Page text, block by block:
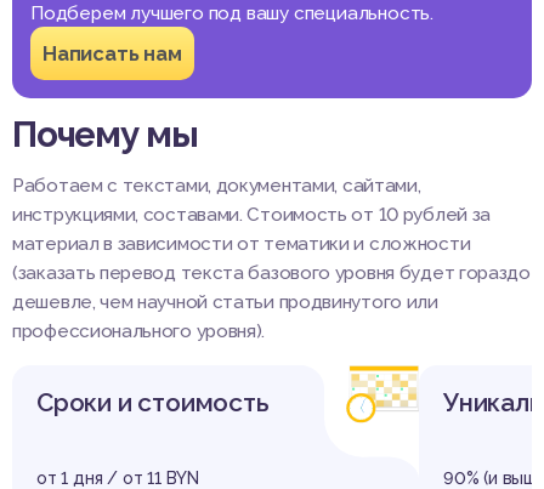
Подберем лучшего под вашу специальность.
Написать нам
Почему мы
Работаем с текстами, документами, сайтами,
инструкциями, составами. Стоимость от 10 рублей за
материал в зависимости от тематики и сложности
(заказать перевод текста базового уровня будет гораздо
дешевле, чем научной статьи продвинутого или
профессионального уровня).
Сроки и стоимость
от 1 дня / от 11 BYN 90% (и